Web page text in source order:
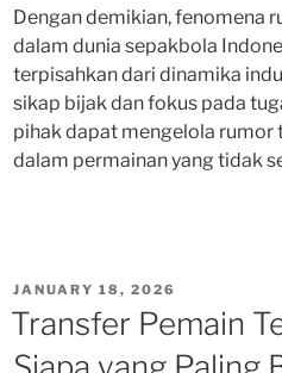
Dengan demikian, fenomena
dalam dunia sepakbola
terpisahkan dari dinamika
sikap bijak dan fokus pada
pihak dapat mengelola
dalam permainan yang tidak
POSTED
ON
JANUARY 18, 2026
Transfer Pemain